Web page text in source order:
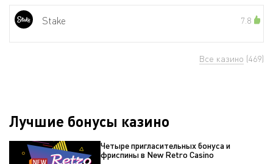
Stake 7.8
Все казино (469)
Лучшие бонусы казино
Четыре пригласительных бонуса и
фриспины в New Retro Casino